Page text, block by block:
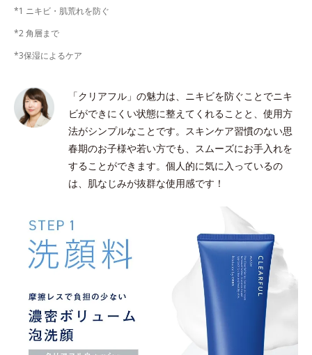
*1 ニキビ・肌荒れを防ぐ
*2 角層まで
*3保湿によるケア
「クリアフル」の魅力は、ニキビを防ぐことでニキ
ビができにくい状態に整えてくれることと、使用方
法がシンプルなことです。スキンケア習慣のない思
春期のお子様や若い方でも、スムーズにお手入れを
することができます。個人的に気に入っているの
は、肌なじみが抜群な使用感です！